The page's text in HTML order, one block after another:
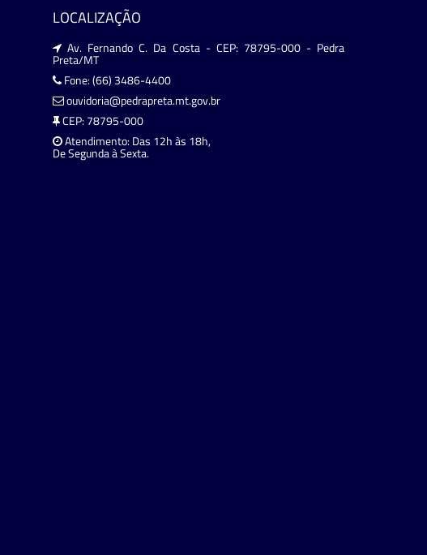
LOCALIZAÇÃO
Av. Fernando C. Da Costa - CEP: 78795-000 - Pedra
Preta/MT
Fone: (66) 3486-4400
ouvidoria@pedrapreta.mt.gov.br
CEP: 78795-000
Atendimento: Das 12h às 18h,
De Segunda à Sexta.